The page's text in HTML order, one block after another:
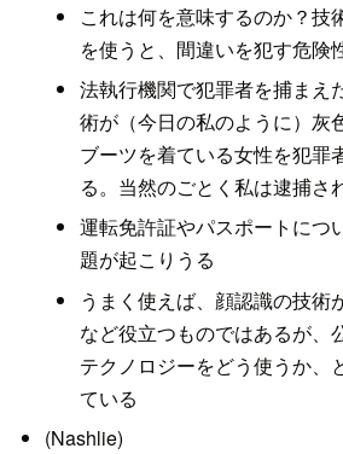
これは何を意味するのか？技
を使うと、間違いを犯す危険
法執行機関で犯罪者を捕まえ
術が（今日の私のように）灰
ブーツを着ている女性を犯罪
る。当然のごとく私は逮捕さ
運転免許証やパスポートにつ
題が起こりうる
うまく使えば、顔認識の技術
など役立つものではあるが、
テクノロジーをどう使うか、
ている
(Nashlie)